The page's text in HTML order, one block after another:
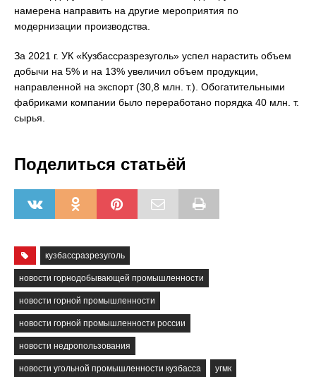
намерена направить на другие мероприятия по
модернизации производства.
За 2021 г. УК «Кузбассразрезуголь» успел нарастить объем
добычи на 5% и на 13% увеличил объем продукции,
направленной на экспорт (30,8 млн. т.). Обогатительными
фабриками компании было переработано порядка 40 млн. т.
сырья.
Поделиться статьёй
кузбассразрезуголь
новости горнодобывающей промышленности
новости горной промышленности
новости горной промышленности россии
новости недропользования
новости угольной промышленности кузбасса угмк